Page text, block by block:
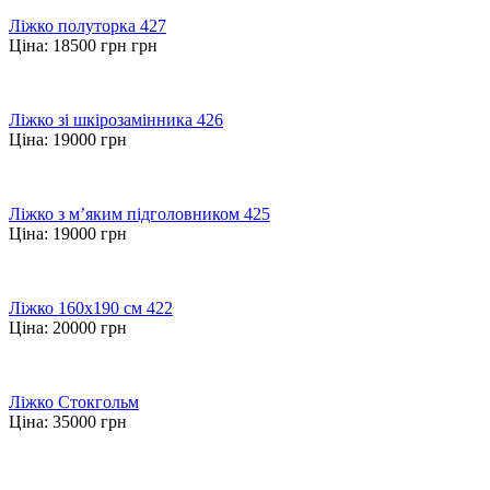
Ліжко полуторка 427
Ціна: 18500 грн грн
Ліжко зі шкірозамінника 426
Ціна: 19000 грн
Ліжко з м’яким підголовником 425
Ціна: 19000 грн
Ліжко 160х190 см 422
Ціна: 20000 грн
Ліжко Стокгольм
Ціна: 35000 грн